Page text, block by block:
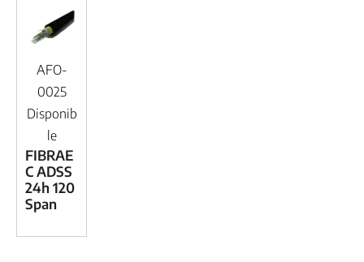
AFO-
0025
Disponib
le
FIBRAE
C ADSS
24h 120
Span